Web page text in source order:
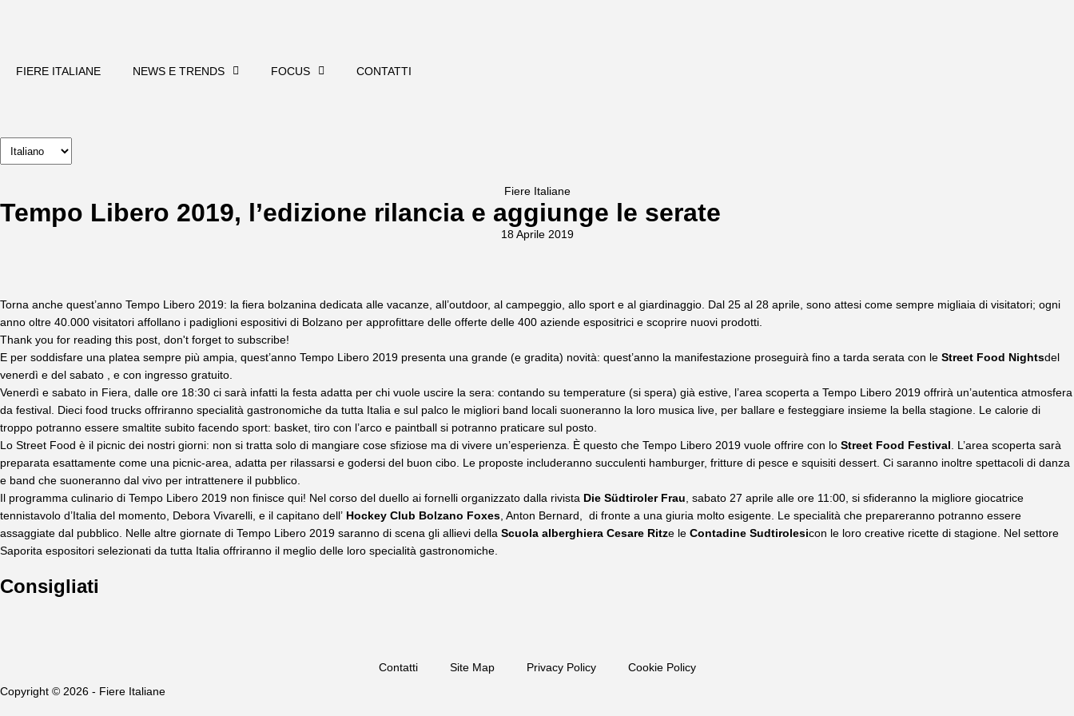
FIERE ITALIANE NEWS E TRENDS FOCUS CONTATTI
Fiere Italiane
Tempo Libero 2019, l’edizione rilancia e aggiunge le serate
18 Aprile 2019
Torna anche quest’anno Tempo Libero 2019: la fiera bolzanina dedicata alle vacanze, all’outdoor, al campeggio, allo sport e al giardinaggio. Dal 25 al 28 aprile, sono attesi come sempre migliaia di visitatori; ogni
anno oltre 40.000 visitatori affollano i padiglioni espositivi di Bolzano per approfittare delle offerte delle 400 aziende espositrici e scoprire nuovi prodotti.
Thank you for reading this post, don't forget to subscribe!
E per soddisfare una platea sempre più ampia, quest’anno Tempo Libero 2019 presenta una grande (e gradita) novità: quest’anno la manifestazione proseguirà fino a tarda serata con le Street Food Nightsdel
venerdì e del sabato , e con ingresso gratuito.
Venerdì e sabato in Fiera, dalle ore 18:30 ci sarà infatti la festa adatta per chi vuole uscire la sera: contando su temperature (si spera) già estive, l’area scoperta a Tempo Libero 2019 offrirà un’autentica atmosfera
da festival. Dieci food trucks offriranno specialità gastronomiche da tutta Italia e sul palco le migliori band locali suoneranno la loro musica live, per ballare e festeggiare insieme la bella stagione. Le calorie di
troppo potranno essere smaltite subito facendo sport: basket, tiro con l’arco e paintball si potranno praticare sul posto.
Lo Street Food è il picnic dei nostri giorni: non si tratta solo di mangiare cose sfiziose ma di vivere un’esperienza. È questo che Tempo Libero 2019 vuole offrire con lo Street Food Festival . L’area scoperta sarà
preparata esattamente come una picnic-area, adatta per rilassarsi e godersi del buon cibo. Le proposte includeranno succulenti hamburger, fritture di pesce e squisiti dessert. Ci saranno inoltre spettacoli di danza
e band che suoneranno dal vivo per intrattenere il pubblico.
Il programma culinario di Tempo Libero 2019 non finisce qui! Nel corso del duello ai fornelli organizzato dalla rivista Die Südtiroler Frau , sabato 27 aprile alle ore 11:00, si sfideranno la migliore giocatrice
tennistavolo d’Italia del momento, Debora Vivarelli, e il capitano dell’ Hockey Club Bolzano Foxes , Anton Bernard, di fronte a una giuria molto esigente. Le specialità che prepareranno potranno essere
assaggiate dal pubblico. Nelle altre giornate di Tempo Libero 2019 saranno di scena gli allievi della Scuola alberghiera Cesare Ritze le Contadine Sudtirolesicon le loro creative ricette di stagione. Nel settore
Saporita espositori selezionati da tutta Italia offriranno il meglio delle loro specialità gastronomiche.
Consigliati
Contatti Site Map Privacy Policy
Cookie Policy
Copyright © 2026 - Fiere Italiane